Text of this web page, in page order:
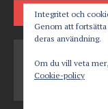
FÖLJ OSS PÅ
Integritet och
Genom att fortsätta
deras användning.
Om du vill veta
Cookie-policy